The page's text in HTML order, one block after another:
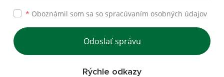
* Oboznámil som sa so spracúvaním osobných údajov
Odoslať správu
Rýchle odkazy